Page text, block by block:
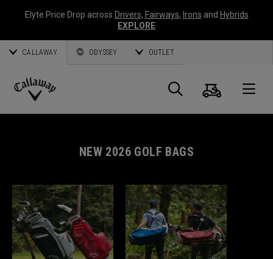
Elyte Price Drop across Drivers, Fairways, Irons and Hybrids
EXPLORE
CALLAWAY ODYSSEY OUTLET
Callaway
Suche
NEW 2026 GOLF BAGS